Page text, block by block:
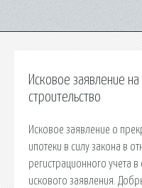
Исковое заявление
строительство
Исковое заявление о
ипотеки в силу закона в
регистрационного учета
искового заявления.